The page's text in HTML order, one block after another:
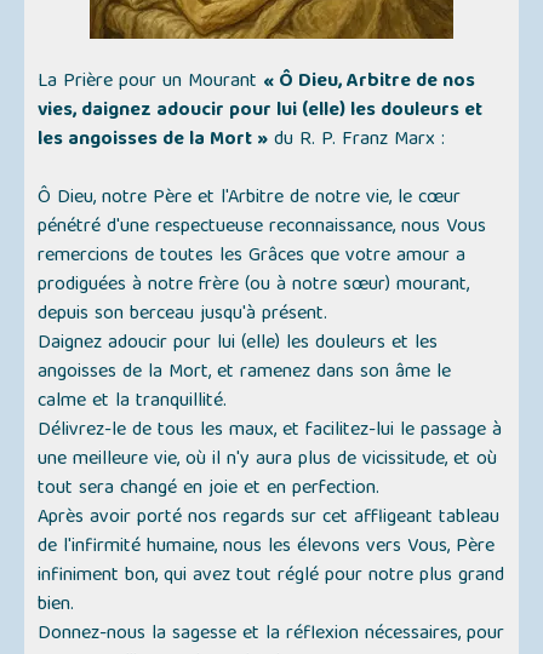
La Prière pour un Mourant « Ô Dieu, Arbitre de nos
vies, daignez adoucir pour lui (elle) les douleurs et
les angoisses de la Mort »du R. P. Franz Marx :
Ô Dieu, notre Père et l'Arbitre de notre vie, le cœur
pénétré d'une respectueuse reconnaissance, nous Vous
remercions de toutes les Grâces que votre amour a
prodiguées à notre frère (ou à notre sœur) mourant,
depuis son berceau jusqu'à présent.
Daignez adoucir pour lui (elle) les douleurs et les
angoisses de la Mort, et ramenez dans son âme le
calme et la tranquillité.
Délivrez-le de tous les maux, et facilitez-lui le passage à
une meilleure vie, où il n'y aura plus de vicissitude, et où
tout sera changé en joie et en perfection.
Après avoir porté nos regards sur cet affligeant tableau
de l'infirmité humaine, nous les élevons vers Vous, Père
infiniment bon, qui avez tout réglé pour notre plus grand
bien.
Donnez-nous la sagesse et la réflexion nécessaires, pour